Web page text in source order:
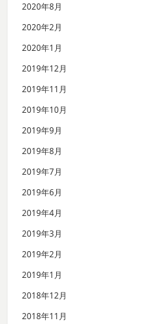
2020年8月
2020年2月
2020年1月
2019年12月
2019年11月
2019年10月
2019年9月
2019年8月
2019年7月
2019年6月
2019年4月
2019年3月
2019年2月
2019年1月
2018年12月
2018年11月